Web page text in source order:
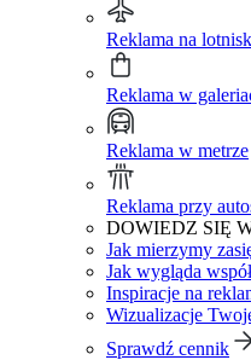
Reklama na
Reklama w
Reklama w metrze
Reklama przy
DOWIEDZ SIĘ
Jak mierzymy
Jak wygląda
Inspiracje na
Wizualizacje
Sprawdź cennik